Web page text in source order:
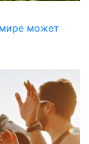
может